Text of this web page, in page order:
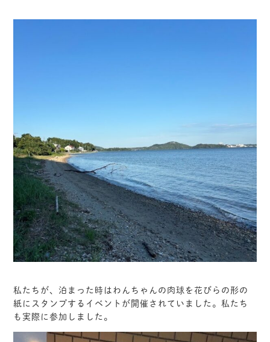
私たちが、泊まった時はわんちゃんの肉球を花びらの形の
紙にスタンプするイベントが開催されていました。私たち
も実際に参加しました。